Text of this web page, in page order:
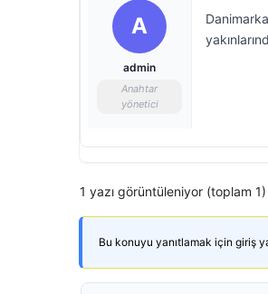
A
admin
Anahtar
yönetici
1 yazı görüntüleniyor (toplam 1)
Bu konuyu yanıtlamak için giriş